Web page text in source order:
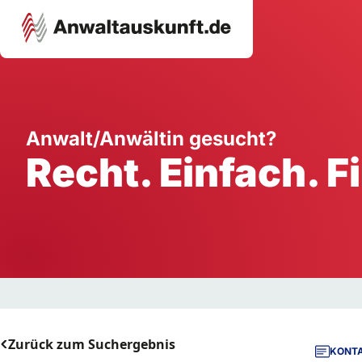
Ausbildung
Handwerk
Dienstleistung
Anwalt/Anwältin gesucht?
Recht. Einfach.
Zurück zum Suchergebnis